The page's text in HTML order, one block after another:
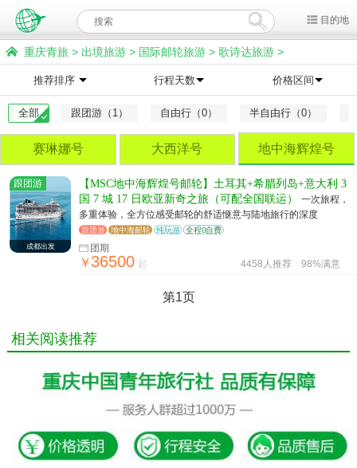
目的地
重庆青旅 > 出境旅游 > 国际邮轮旅游 > 歌诗达旅游 >
地中海辉煌号旅游
推荐排序 行程天数 价格区间
全部 跟团游（1） 自由行（0） 半自由行（0）
赛琳娜号 大西洋号 地中海辉煌号
跟团游
成都出发
【MSC地中海辉煌号邮轮】土耳其+希腊列岛+意大利 3
国 7 城 17 日欧亚新奇之旅（可配全国联运）
一次旅程，
多重体验，全方位感受邮轮的舒适惬意与陆地旅行的深度
跟团游 地中海邮轮 纯玩游 全程0自费
团期
￥36500 起 4458人推荐 98%满意
第1页
相关阅读推荐